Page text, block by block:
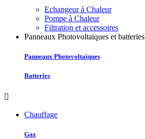
Echangeur à Chaleur
Pompe à Chaleur
Filtration et accessoires
Panneaux Photovoltaïques et batteries
Panneaux Photovoltaïques
Batteries

Chauffage
Gaz